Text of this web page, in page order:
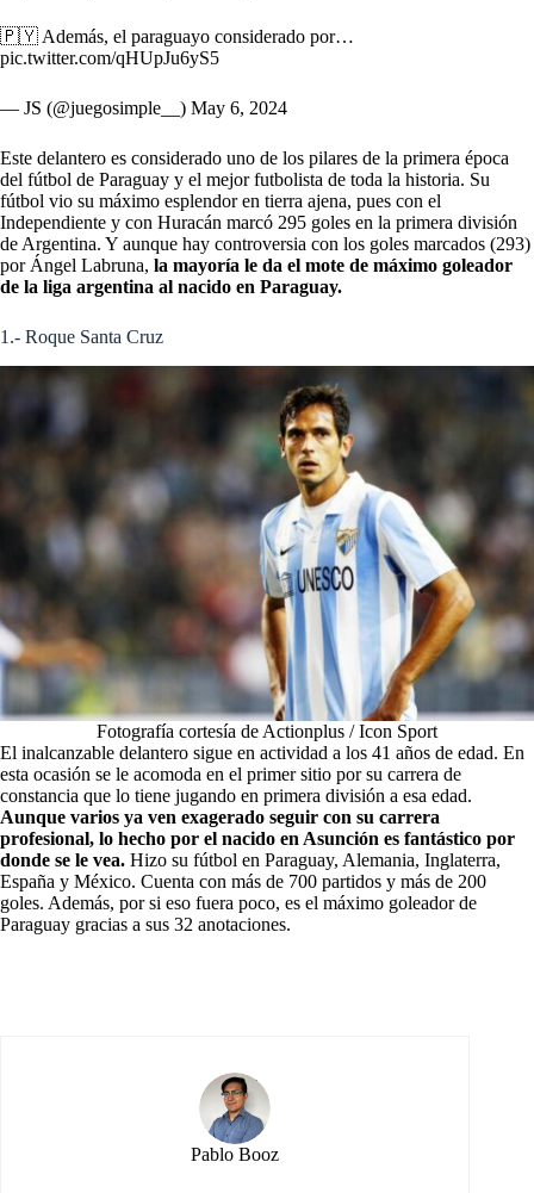
🇵🇾 Además, el paraguayo considerado por…
pic.twitter.com/qHUpJu6yS5
— JS (@juegosimple__) May 6, 2024
Este delantero es considerado uno de los pilares de la primera época
del fútbol de Paraguay y el mejor futbolista de toda la historia. Su
fútbol vio su máximo esplendor en tierra ajena, pues con el
Independiente y con Huracán marcó 295 goles en la primera división
de Argentina. Y aunque hay controversia con los goles marcados (293)
por Ángel Labruna, la mayoría le da el mote de máximo goleador
de la liga argentina al nacido en Paraguay.
1.- Roque Santa Cruz
Fotografía cortesía de Actionplus / Icon Sport
El inalcanzable delantero sigue en actividad a los 41 años de edad. En
esta ocasión se le acomoda en el primer sitio por su carrera de
constancia que lo tiene jugando en primera división a esa edad.
Aunque varios ya ven exagerado seguir con su carrera
profesional, lo hecho por el nacido en Asunción es fantástico por
donde se le vea. Hizo su fútbol en Paraguay, Alemania, Inglaterra,
España y México. Cuenta con más de 700 partidos y más de 200
goles. Además, por si eso fuera poco, es el máximo goleador de
Paraguay gracias a sus 32 anotaciones.
Pablo Booz